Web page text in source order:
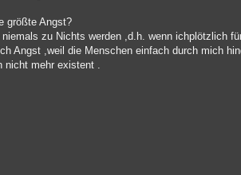
größte Angst?
niemals zu Nichts werden ,d.h. wenn ichplötzlich
Angst ,weil die Menschen einfach durch mich
nicht mehr existent .